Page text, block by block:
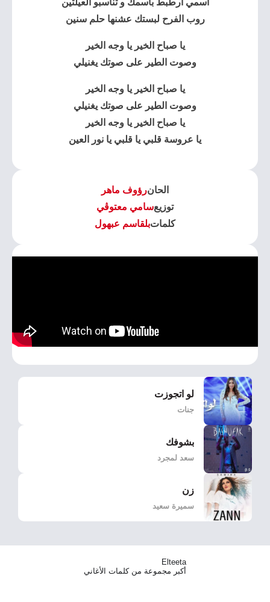
اسمي ارطبط باسمك و تناسبو العيلتين
روب الفرح لبستك عشنها حلم سنين
يا صباح الخير يا وجه الخير
وصوت الطير على صوتك يغنيلي
يا صباح الخير يا وجه الخير
وصوت الطير على صوتك يغنيلي
يا صباح الخير يا وجه الخير
يا عروسة قلبي يا قلبي يا نور العين
الحانرؤوف ماهر
توزيعسامي معتوڤي
كلماتبلقاسم عبهول
لو اتجوزت
جنات
بشوفك
سعد لمجرد
زن
سميرة سعيد
Elteeta
أكبر مجموعة من كلمات الأغاني